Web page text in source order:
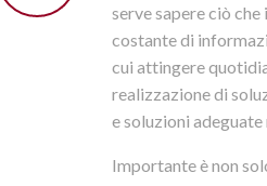
serve sapere ciò
costante di
cui attingere
realizzazione di
e soluzioni
Importante è non